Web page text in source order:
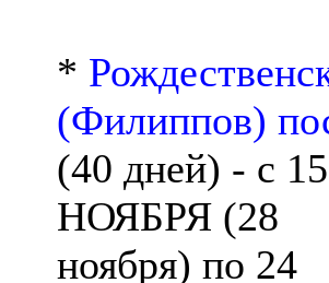
*
(Филиппов)
(40 дней) - с 15
НОЯБРЯ (28
ноября) по 24